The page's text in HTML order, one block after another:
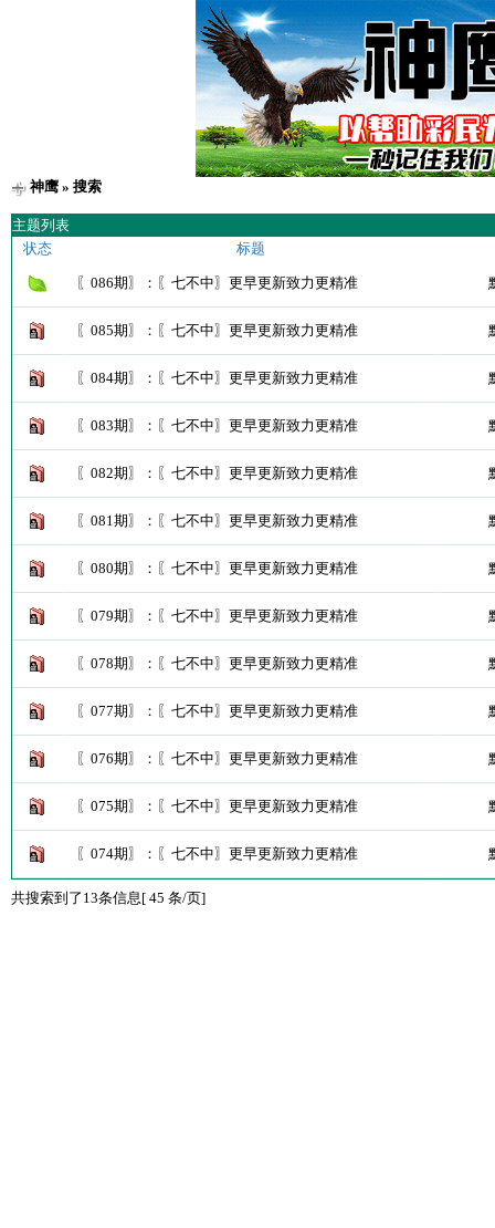
神鹰» 搜索
主题列表
状态
标题
〖086期〗：〖七不中〗更早更新致力更精准
〖085期〗：〖七不中〗更早更新致力更精准
〖084期〗：〖七不中〗更早更新致力更精准
〖083期〗：〖七不中〗更早更新致力更精准
〖082期〗：〖七不中〗更早更新致力更精准
〖081期〗：〖七不中〗更早更新致力更精准
〖080期〗：〖七不中〗更早更新致力更精准
〖079期〗：〖七不中〗更早更新致力更精准
〖078期〗：〖七不中〗更早更新致力更精准
〖077期〗：〖七不中〗更早更新致力更精准
〖076期〗：〖七不中〗更早更新致力更精准
〖075期〗：〖七不中〗更早更新致力更精准
〖074期〗：〖七不中〗更早更新致力更精准
共搜索到了13条信息[ 45 条/页]